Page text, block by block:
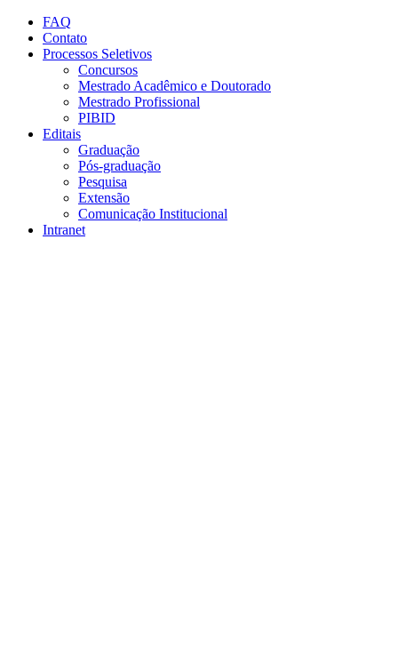
Conteúdo principal
FAQ
Contato
Processos Seletivos
Concursos
Mestrado Acadêmico e Doutorado
Mestrado Profissional
PIBID
Editais
Graduação
Pós-graduação
Pesquisa
Extensão
Comunicação Institucional
Intranet